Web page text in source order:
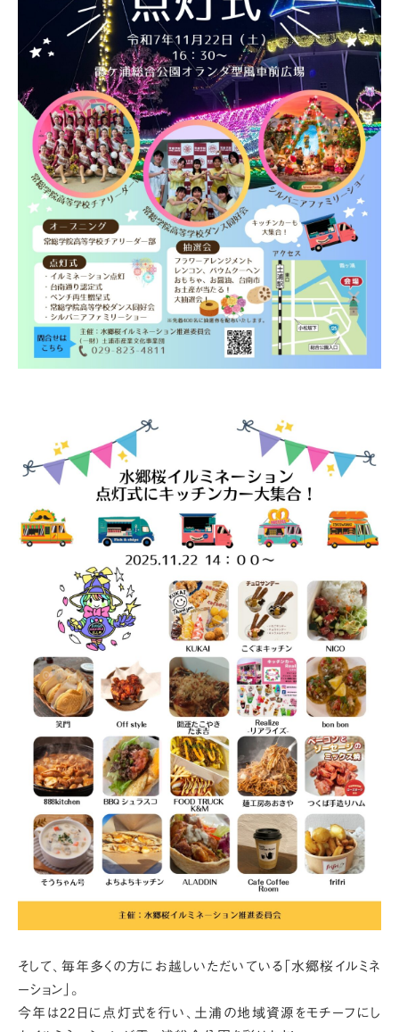
そして、毎年多くの方にお越しいただいている「水郷桜イルミネ
ーション」。
今年は22日に点灯式を行い、 土浦の地域資源をモチーフにし